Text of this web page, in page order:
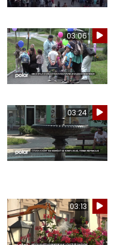
03:06
03:24
03:13